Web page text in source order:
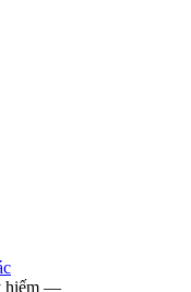
hiếm —